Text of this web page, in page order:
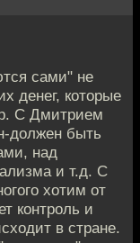
сами" не
денег, которые
С Дмитрием
должен быть
над
и т.д. С
хотим от
контроль и
в стране.